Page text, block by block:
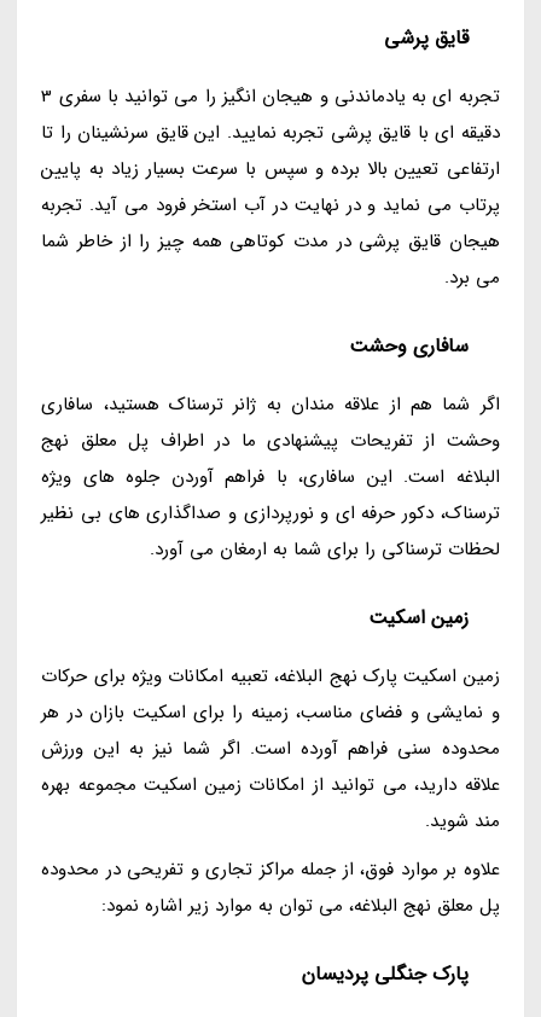
قایق پرشی
تجربه ای به یادماندنی و هیجان انگیز را می توانید با سفری 3
دقیقه ای با قایق پرشی تجربه نمایید. این قایق سرنشینان را تا
ارتفاعی تعیین بالا برده و سپس با سرعت بسیار زیاد به پایین
پرتاب می نماید و در نهایت در آب استخر فرود می آید. تجربه
هیجان قایق پرشی در مدت کوتاهی همه چیز را از خاطر شما
می برد.
سافاری وحشت
اگر شما هم از علاقه مندان به ژانر ترسناک هستید، سافاری
وحشت از تفریحات پیشنهادی ما در اطراف پل معلق نهج
البلاغه است. این سافاری، با فراهم آوردن جلوه های ویژه
ترسناک، دکور حرفه ای و نورپردازی و صداگذاری های بی نظیر
لحظات ترسناکی را برای شما به ارمغان می آورد.
زمین اسکیت
زمین اسکیت پارک نهج البلاغه، تعبیه امکانات ویژه برای حرکات
و نمایشی و فضای مناسب، زمینه را برای اسکیت بازان در هر
محدوده سنی فراهم آورده است. اگر شما نیز به این ورزش
علاقه دارید، می توانید از امکانات زمین اسکیت مجموعه بهره
مند شوید.
علاوه بر موارد فوق، از جمله مراکز تجاری و تفریحی در محدوده
پل معلق نهج البلاغه، می توان به موارد زیر اشاره نمود:
پارک جنگلی پردیسان